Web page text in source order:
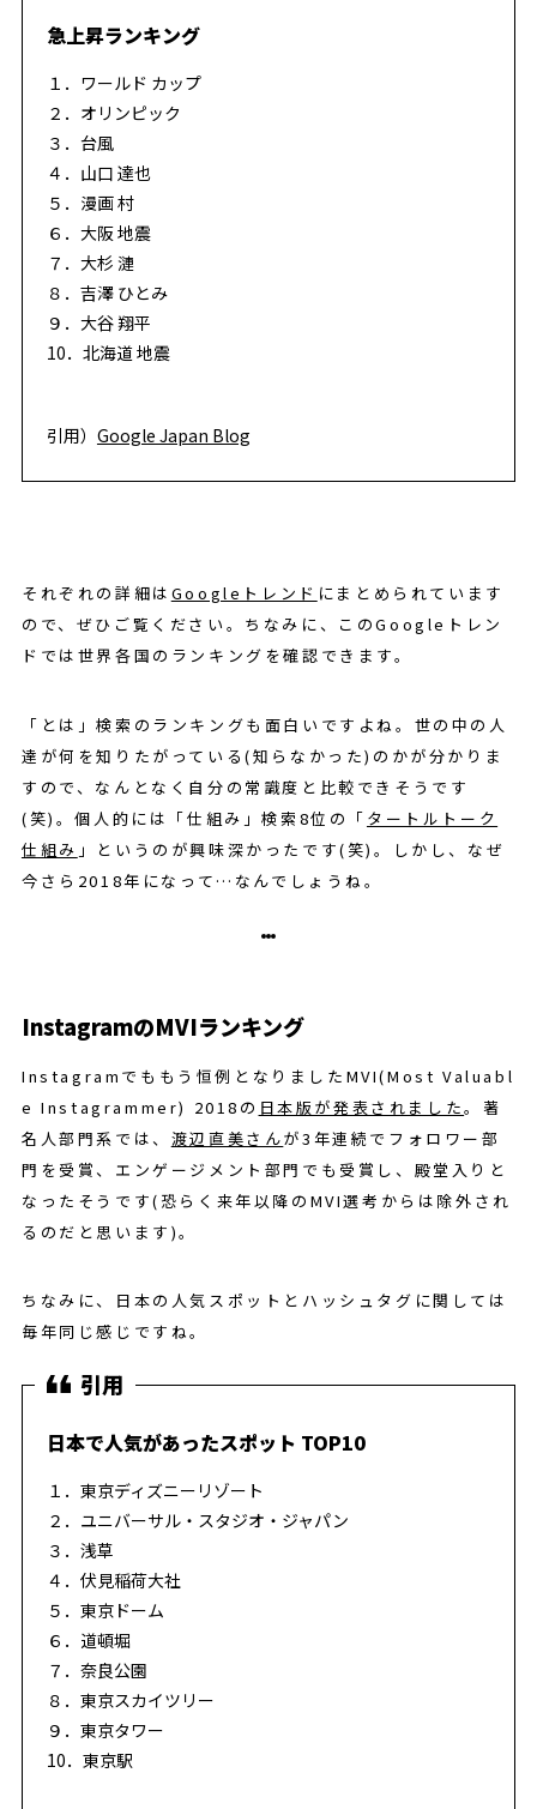
急上昇ランキング
１．ワールド カップ
２．オリンピック
３．台風
４．山口 達也
５．漫画 村
６．大阪 地震
７．大杉 漣
８．吉澤 ひとみ
９．大谷 翔平
10．北海道 地震
引用） Google Japan Blog
それぞれの詳細は Googleトレンド にまとめられています
ので、ぜひご覧ください。ちなみに、このGoogleトレン
ドでは世界各国のランキングを確認できます。
「とは」検索のランキングも面白いですよね。世の中の人
達が何を知りたがっている(知らなかった)のかが分かりま
すので、なんとなく自分の常識度と比較できそうです
(笑)。個人的には「仕組み」検索8位の「 タートルトーク
仕組み 」というのが興味深かったです(笑)。しかし、なぜ
今さら2018年になって…なんでしょうね。
InstagramのMVIランキング
Instagramでももう恒例となりましたMVI(Most Valuabl
e Instagrammer) 2018の 日本版が発表されました。著
名人部門系では、 渡辺直美さんが3年連続でフォロワー部
門を受賞、エンゲージメント部門でも受賞し、殿堂入りと
なったそうです(恐らく来年以降のMVI選考からは除外され
るのだと思います)。
ちなみに、日本の人気スポットとハッシュタグに関しては
毎年同じ感じですね。
日本で人気があったスポット TOP10
１．東京ディズニーリゾート
２．ユニバーサル・スタジオ・ジャパン
３．浅草
４．伏見稲荷大社
５．東京ドーム
６．道頓堀
７．奈良公園
８．東京スカイツリー
９．東京タワー
10．東京駅